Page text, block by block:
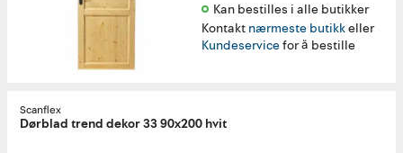
Kan bestilles i alle butikker
Kontakt nærmeste butikkeller
Kundeservicefor å bestille
Scanflex
Dørblad trend dekor 33 90x200 hvit